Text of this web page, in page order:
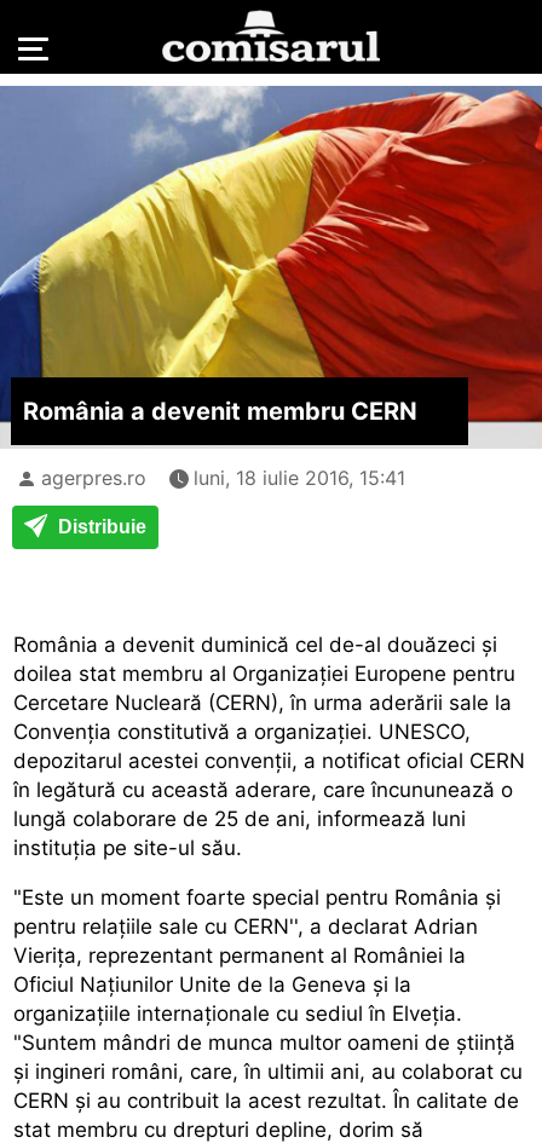
România a devenit membru CERN
agerpres.ro luni, 18 iulie 2016, 15:41
Distribuie
România a devenit duminică cel de-al douăzeci și
doilea stat membru al Organizației Europene pentru
Cercetare Nucleară (CERN), în urma aderării sale la
Convenția constitutivă a organizației. UNESCO,
depozitarul acestei convenții, a notificat oficial CERN
în legătură cu această aderare, care încununează o
lungă colaborare de 25 de ani, informează luni
instituția pe site-ul său.
"Este un moment foarte special pentru România și
pentru relațiile sale cu CERN'', a declarat Adrian
Vierița, reprezentant permanent al României la
Oficiul Națiunilor Unite de la Geneva și la
organizațiile internaționale cu sediul în Elveția.
"Suntem mândri de munca multor oameni de știință
și ingineri români, care, în ultimii ani, au colaborat cu
CERN și au contribuit la acest rezultat. În calitate de
stat membru cu drepturi depline, dorim să